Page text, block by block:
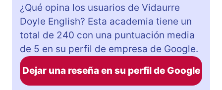
¿Qué opina los usuarios de Vidaurre
Doyle English? Esta academia tiene un
total de 240 con una puntuación media
de 5 en su perfil de empresa de Google.
Dejar una reseña en su perfil de Google